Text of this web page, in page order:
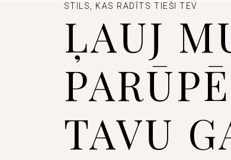
STILS, KAS RADĪTS TIEŠI TEV
ĻAUJ
TAVU